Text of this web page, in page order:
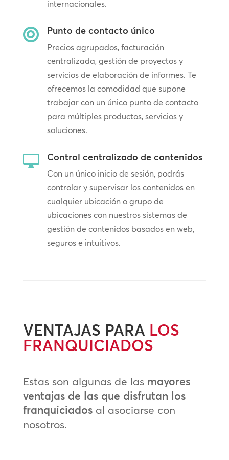
internacionales.
 Punto de contacto único
Precios agrupados, facturación
centralizada, gestión de proyectos y
servicios de elaboración de informes. Te
ofrecemos la comodidad que supone
trabajar con un único punto de contacto
para múltiples productos, servicios y
soluciones.
 Control centralizado de contenidos
Con un único inicio de sesión, podrás
controlar y supervisar los contenidos en
cualquier ubicación o grupo de
ubicaciones con nuestros sistemas de
gestión de contenidos basados en web,
seguros e intuitivos.
VENTAJAS PARA LOS
FRANQUICIADOS
Estas son algunas de las mayores
ventajas de las que disfrutan los
franquiciadosal asociarse con
nosotros.